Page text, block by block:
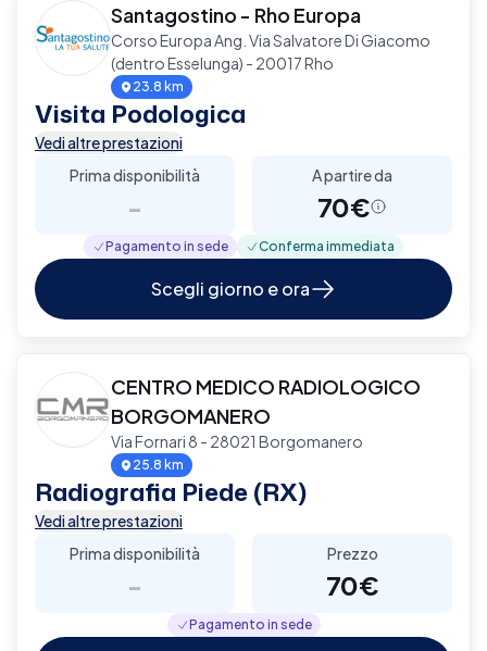
Santagostino - Rho Europa
Corso Europa Ang. Via Salvatore Di Giacomo
(dentro Esselunga) - 20017 Rho
23.8 km
Visita Podologica
Vedi altre prestazioni
Prima disponibilità
-
A partire da
70€
Pagamento in sede Conferma immediata
Scegli giorno e ora
CENTRO MEDICO RADIOLOGICO
BORGOMANERO
Via Fornari 8 - 28021 Borgomanero
25.8 km
Radiografia Piede (RX)
Vedi altre prestazioni
Prima disponibilità
-
Prezzo
70€
Pagamento in sede